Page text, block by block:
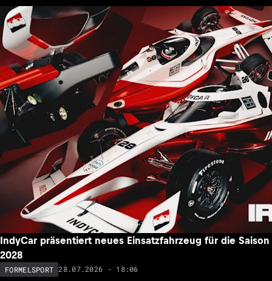
IndyCar präsentiert neues Einsatzfahrzeug für die Saison
2028
FORMELSPORT 28.07.2026 - 18:06